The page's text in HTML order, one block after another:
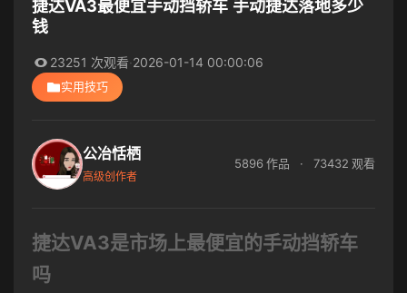
捷达VA3最便宜手动挡轿车 手动捷达落地多少
钱
23251 次观看·2026-01-14 00:00:06
实用技巧
公冶恬栖
高级创作者
5896 作品 · 73432 观看
捷达VA3是市场上最便宜的手动挡轿车
吗